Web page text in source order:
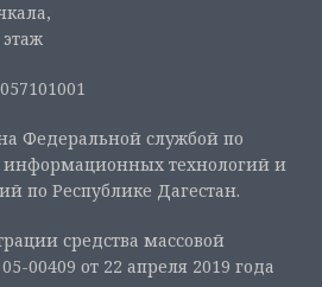
Федеральной службой по
информационных технологий и
по Республике Дагестан.
средства массовой
00409 от 22 апреля 2019 года